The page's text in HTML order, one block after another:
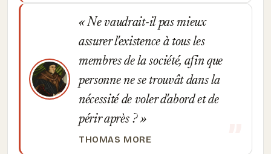
Ne vaudrait-il pas mieux
assurer l'existence à tous les
membres de la société, afin que
personne ne se trouvât dans la
nécessité de voler d'abord et de
périr après ?
THOMAS MORE